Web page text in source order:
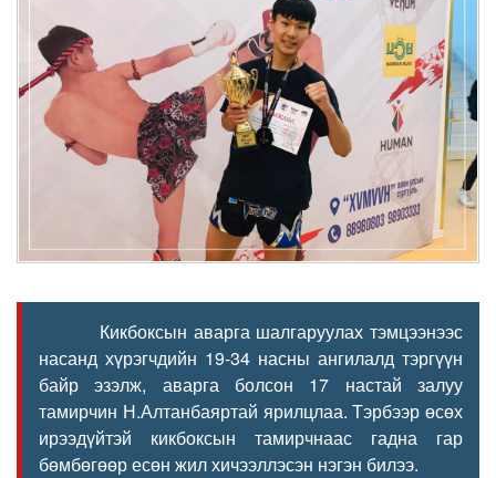
Кикбоксын аварга шалгаруулах тэмцээнээс
насанд хүрэгчдийн 19-34 насны ангилалд тэргүүн
байр эзэлж, аварга болсон 17 настай залуу
тамирчин Н.Алтанбаяртай ярилцлаа. Тэрбээр өсөх
ирээдүйтэй кикбоксын тамирчнаас гадна гар
бөмбөгөөр есөн жил хичээллэсэн нэгэн билээ.